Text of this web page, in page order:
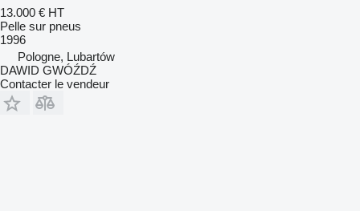
13.000 € HT
Pelle sur pneus
1996
Pologne, Lubartów
DAWID GWÓŹDŹ
Contacter le vendeur